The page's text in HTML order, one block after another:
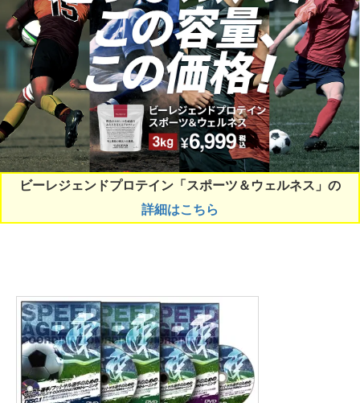
ビーレジェンドプロテイン「スポーツ＆ウェルネス」の
詳細はこちら